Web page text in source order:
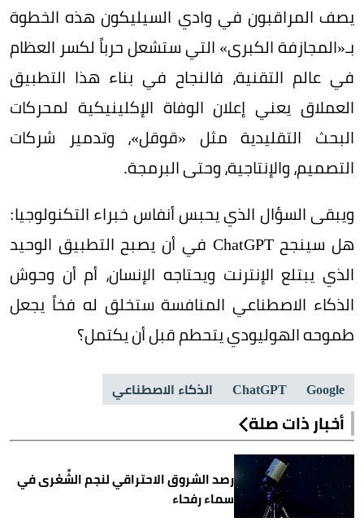
يصف المراقبون في وادي السيليكون هذه الخطوة
بـ«المجازفة الكبرى» التي ستشعل حرباً لكسر العظام
في عالم التقنية، فالنجاح في بناء هذا التطبيق
العملاق يعني إعلان الوفاة الإكلينيكية لمحركات
البحث التقليدية مثل «قوقل»، وتدمير شركات
التصميم، والإنتاجية، وحتى البرمجة.
ويبقى السؤال الذي يحبس أنفاس خبراء التكنولوجيا:
هل سينجح ChatGPT في أن يصبح التطبيق الوحيد
الذي يبتلع الإنترنت ويحتاجه الإنسان، أم أن وحوش
الذكاء الاصطناعي المنافسة ستخلق له فخاً يجعل
طموحه الهوليودي يتحطم قبل أن يكتمل؟
Google
ChatGPT الذكاء الاصطناعي
أخبار ذات صلة
رصد الشروق الاحتراقي لنجم الشِّعْرى في
سماء رفحاء